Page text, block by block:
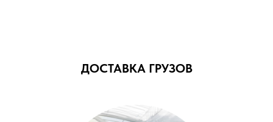
ДОСТАВКА ГРУЗОВ